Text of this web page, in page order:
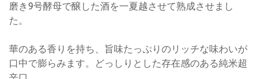
磨き9号酵母で醸した酒を一夏越させて熟成させまし
た。
華のある香りを持ち、旨味たっぷりのリッチな味わいが
口中で膨らみます。どっしりとした存在感のある純米超